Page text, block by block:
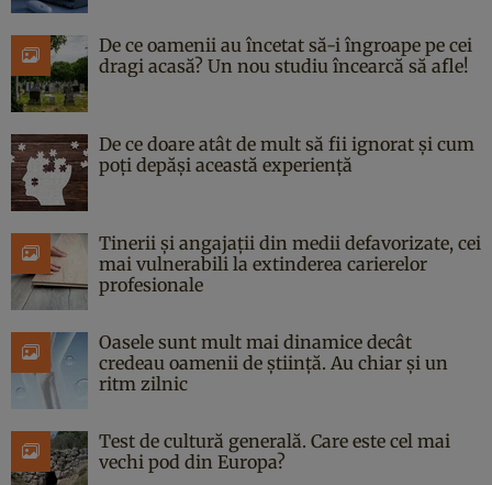
De ce oamenii au încetat să-i îngroape pe cei
dragi acasă? Un nou studiu încearcă să afle!
De ce doare atât de mult să fii ignorat și cum
poți depăși această experiență
Tinerii și angajații din medii defavorizate, cei
mai vulnerabili la extinderea carierelor
profesionale
Oasele sunt mult mai dinamice decât
credeau oamenii de știință. Au chiar și un
ritm zilnic
Test de cultură generală. Care este cel mai
vechi pod din Europa?